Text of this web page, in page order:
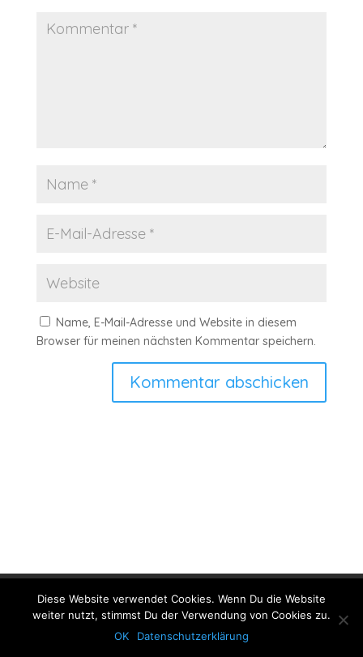
Name, E-Mail-Adresse und Website in diesem
Browser für meinen nächsten Kommentar speichern.
Kommentar abschicken
Impressum Datenschutzerklärung Kontakt
© 2022 Copyright by RainbowMickeyRunner
Diese Website verwendet Cookies. Wenn Du die Website
weiter nutzt, stimmst Du der Verwendung von Cookies zu.
OK
Datenschutzerklärung